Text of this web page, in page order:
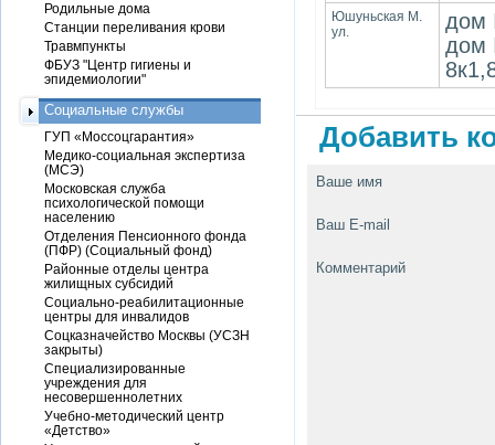
Юшуньская М.
ул.
дом
дом
Добавить
Ваше имя
Ваш E-mail
Комментарий
Родильные дома
Станции переливания крови
Травмпункты
ФБУЗ "Центр гигиены и
эпидемиологии"
Социальные службы
ГУП «Моссоцгарантия»
Медико-социальная экспертиза
(МСЭ)
Московская служба
психологической помощи
населению
Отделения Пенсионного фонда
(ПФР) (Социальный фонд)
Районные отделы центра
жилищных субсидий
Социально-реабилитационные
центры для инвалидов
Соцказначейство Москвы (УСЗН
закрыты)
Специализированные
учреждения для
несовершеннолетних
Учебно-методический центр
«Детство»